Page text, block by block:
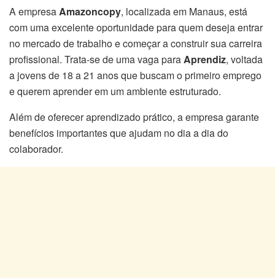
A empresaAmazoncopy, localizada em Manaus, está
com uma excelente oportunidade para quem deseja entrar
no mercado de trabalho e começar a construir sua carreira
profissional. Trata-se de uma vaga paraAprendiz, voltada
a jovens de 18 a 21 anos que buscam o primeiro emprego
e querem aprender em um ambiente estruturado.
Além de oferecer aprendizado prático, a empresa garante
benefícios importantes que ajudam no dia a dia do
colaborador.